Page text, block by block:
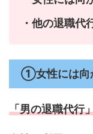
・他の退職代
①女性には向
「男の退職代行